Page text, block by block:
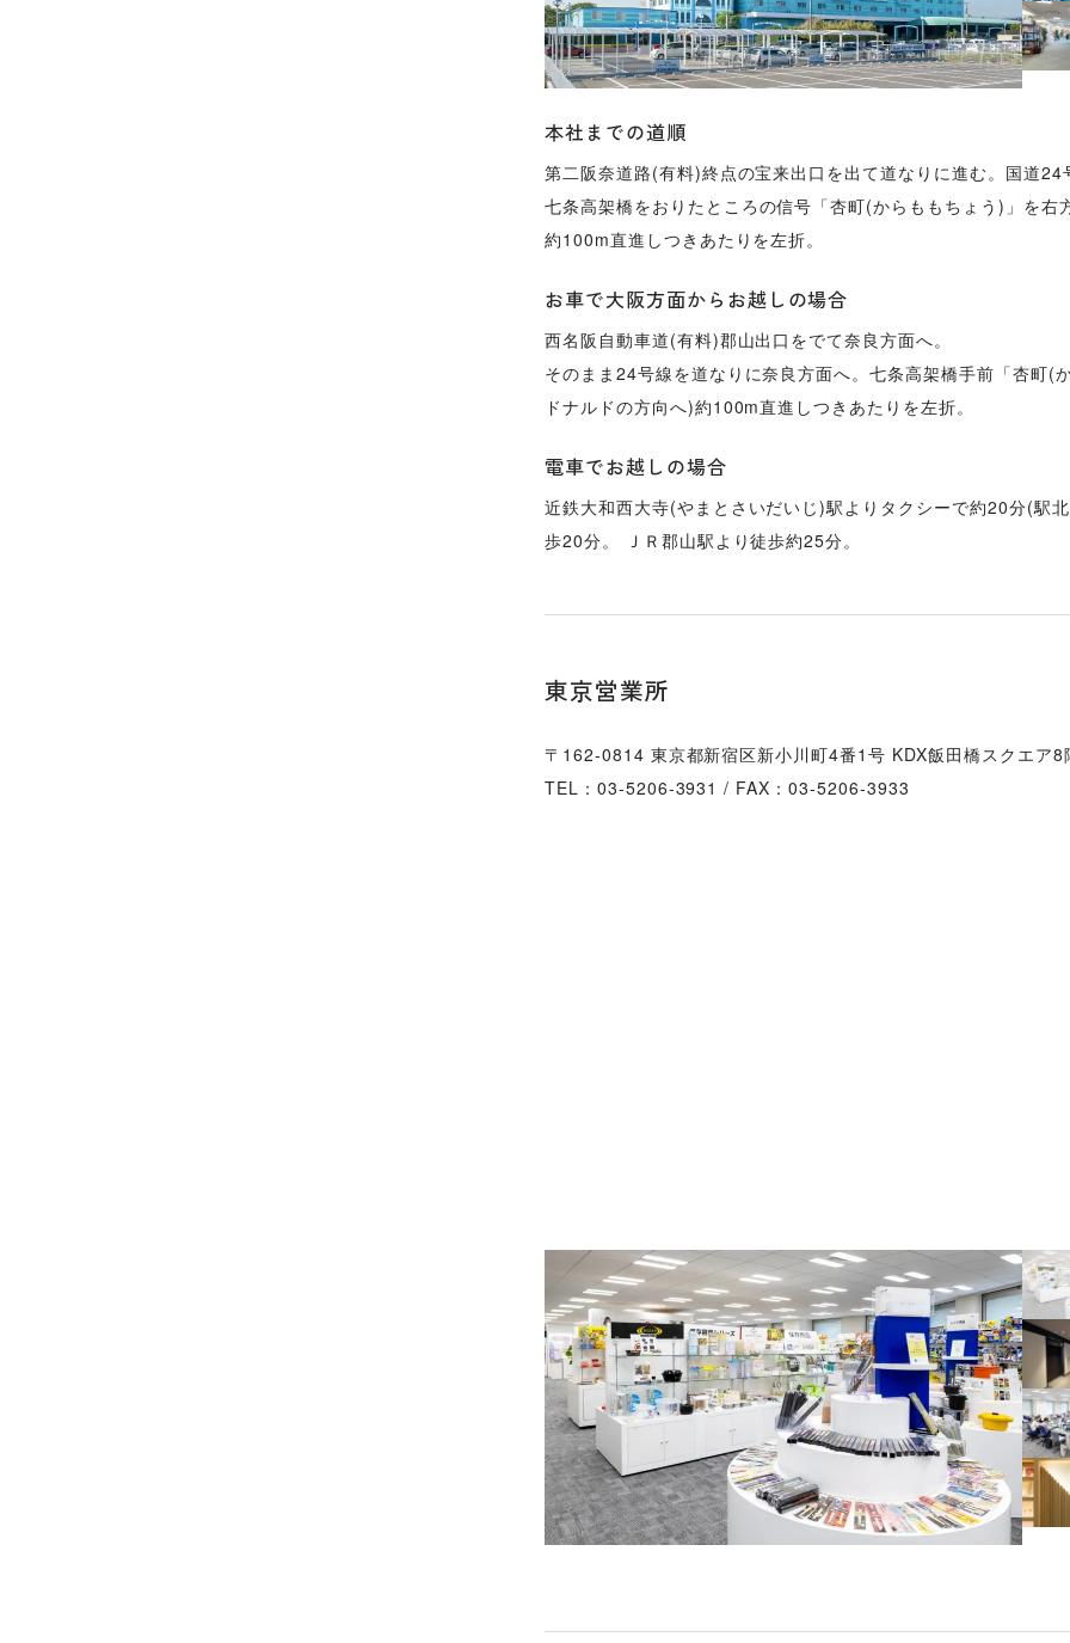
本社までの道順
第二阪奈道路(有料)終点の宝来出口を出て道なりに進む。国道
七条高架橋をおりたところの信号「杏町(からももちょう)」を右
約100m直進しつきあたりを左折。
お車で大阪方面からお越しの場合
西名阪自動車道(有料)郡山出口をでて奈良方面へ。
そのまま24号線を道なりに奈良方面へ。七条高架橋手前「杏町(
ドナルドの方向へ)約100m直進しつきあたりを左折。
電車でお越しの場合
近鉄大和西大寺(やまとさいだいじ)駅よりタクシーで約20分(駅
歩20分。 ＪＲ郡山駅より徒歩約25分。
東京営業所
〒162-0814 東京都新宿区新小川町4番1号 KDX飯田橋スクエア8
TEL：03-5206-3931 / FAX：03-5206-3933